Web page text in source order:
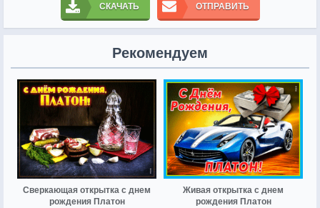
СКАЧАТЬ ОТПРАВИТЬ
Рекомендуем
Сверкающая открытка с днем
рождения Платон
Живая открытка с днем
рождения Платон